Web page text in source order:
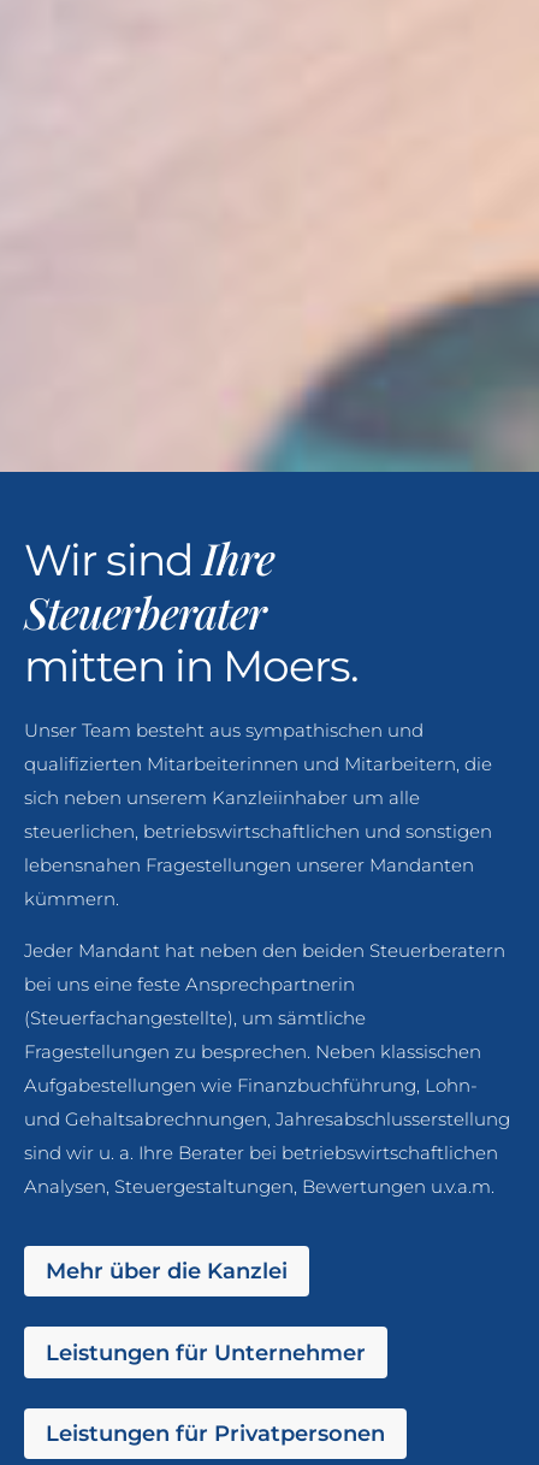
Wir sindIhre
Steuerberater
mitten in Moers.
Unser Team besteht aus sympathischen und
qualifizierten Mitarbeiterinnen und Mitarbeitern, die
sich neben unserem Kanzleiinhaber um alle
steuerlichen, betriebswirtschaftlichen und sonstigen
lebensnahen Fragestellungen unserer Mandanten
kümmern.
Jeder Mandant hat neben den beiden Steuerberatern
bei uns eine feste Ansprechpartnerin
(Steuerfachangestellte), um sämtliche
Fragestellungen zu besprechen. Neben klassischen
Aufgabestellungen wie Finanzbuchführung, Lohn-
und Gehaltsabrechnungen, Jahresabschlusserstellung
sind wir u. a. Ihre Berater bei betriebswirtschaftlichen
Analysen, Steuergestaltungen, Bewertungen u.v.a.m.
Mehr über die Kanzlei
Leistungen für Unternehmer
Leistungen für Privatpersonen